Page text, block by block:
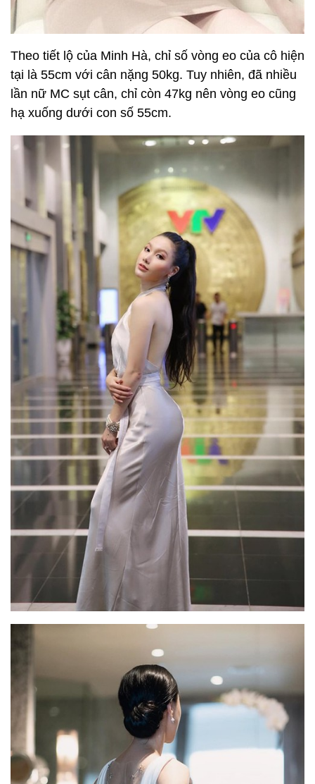
Theo tiết lộ của Minh Hà, chỉ số vòng eo của cô hiện
tại là 55cm với cân nặng 50kg. Tuy nhiên, đã nhiều
lần nữ MC sụt cân, chỉ còn 47kg nên vòng eo cũng
hạ xuống dưới con số 55cm.